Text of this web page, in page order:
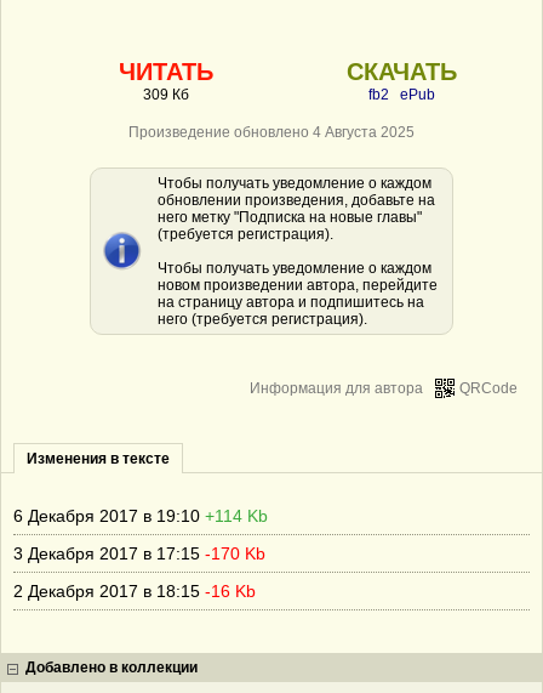
ЧИТАТЬ
309 Кб
СКАЧАТЬ
fb2 ePub
Произведение обновлено 4 Августа 2025
Чтобы получать уведомление о каждом
обновлении произведения, добавьте на
него метку "Подписка на новые главы"
(требуется регистрация).
Чтобы получать уведомление о каждом
новом произведении автора, перейдите
на страницу автора и подпишитесь на
него (требуется регистрация).
QRCode
Информация для автора
Изменения в тексте
6 Декабря 2017 в 19:10 +114 Kb
3 Декабря 2017 в 17:15 -170 Kb
2 Декабря 2017 в 18:15 -16 Kb
Добавлено в коллекции